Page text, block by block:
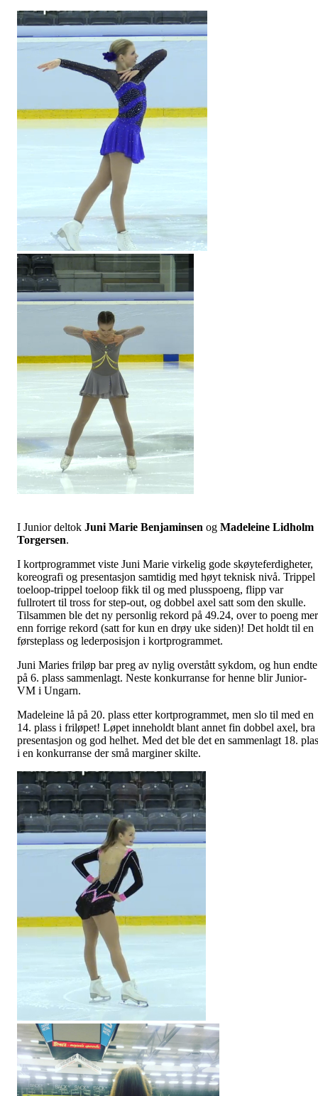
I Junior deltok Juni Marie Benjaminsen og Madeleine Lidholm
Torgersen.
I kortprogrammet viste Juni Marie virkelig gode skøyteferdigheter,
koreografi og presentasjon samtidig med høyt teknisk nivå. Trippel
toeloop-trippel toeloop fikk til og med plusspoeng, flipp var
fullrotert til tross for step-out, og dobbel axel satt som den skulle.
Tilsammen ble det ny personlig rekord på 49.24, over to poeng mer
enn forrige rekord (satt for kun en drøy uke siden)! Det holdt til en
førsteplass og lederposisjon i kortprogrammet.
Juni Maries friløp bar preg av nylig overstått sykdom, og hun endte
på 6. plass sammenlagt. Neste konkurranse for henne blir Junior-
VM i Ungarn.
Madeleine lå på 20. plass etter kortprogrammet, men slo til med en
14. plass i friløpet! Løpet inneholdt blant annet fin dobbel axel, bra
presentasjon og god helhet. Med det ble det en sammenlagt 18.
i en konkurranse der små marginer skilte.